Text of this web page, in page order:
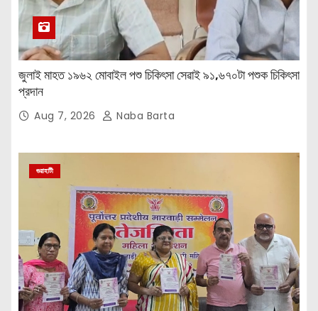
জুলাই মাহত ১৯৬২ মোবাইল পশু চিকিৎসা সেৱাই ৯১,৬৭০টা পশুক চিকিৎসা
প্রদান
Aug 7, 2026 Naba Barta
গুৱাহাটী